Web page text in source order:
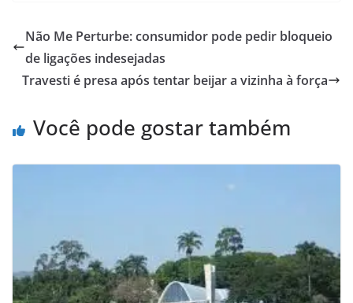
Não Me Perturbe: consumidor pode pedir bloqueio
de ligações indesejadas
Travesti é presa após tentar beijar a vizinha à força
Você pode gostar também